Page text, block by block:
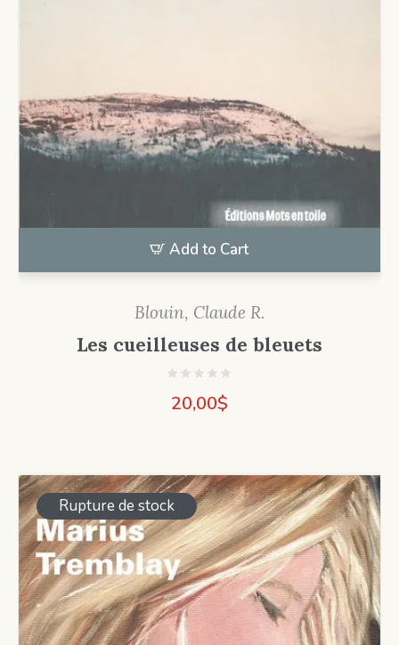
Add to Cart
Blouin, Claude R.
Les cueilleuses de bleuets
20,00$
Rupture de stock